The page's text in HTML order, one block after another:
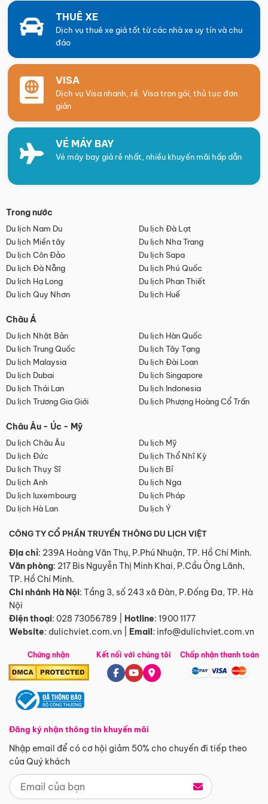
THUÊ XE
Dịch vụ thuê xe giá tốt từ các nhà xe uy tín và chu
đáo
VISA
Dịch vụ Visa nhanh, rẻ. Visa trọn gói, thủ tục đơn
giản
VÉ MÁY BAY
Vé máy bay giá rẻ nhất, nhiều khuyến mãi hấp dẫn
Trong nước
Du lịch Nam Du
Du lịch Đà Lạt
Du lịch Miền tây
Du lịch Nha Trang
Du lịch Côn Đảo
Du lịch Sapa
Du lịch Đà Nẵng
Du lịch Phú Quốc
Du lịch Hạ Long
Du lịch Phan Thiết
Du lịch Quy Nhơn
Du lịch Huế
Châu Á
Du lịch Nhật Bản
Du lịch Hàn Quốc
Du lịch Trung Quốc
Du lịch Tây Tạng
Du lịch Malaysia
Du lịch Đài Loan
Du lịch Dubai
Du lịch Singapore
Du lịch Thái Lan
Du lịch Indonesia
Du lịch Trương Gia Giới
Du lịch Phượng Hoàng Cổ Trấn
Châu Âu - Úc - Mỹ
Du lịch Châu Âu
Du lịch Mỹ
Du lịch Đức
Du lịch Thổ Nhĩ Kỳ
Du lịch Thụy Sĩ
Du lịch Bỉ
Du lịch Anh
Du lịch Nga
Du lịch luxembourg
Du lịch Pháp
Du lịch Hà Lan
Du lịch Ý
CÔNG TY CỔ PHẦN TRUYỀN THÔNG DU LỊCH VIỆT
Địa chỉ: 239A Hoàng Văn Thụ, P.Phú Nhuận, TP. Hồ Chí Minh.
Văn phòng: 217 Bis Nguyễn Thị Minh Khai, P.Cầu Ông Lãnh,
TP. Hồ Chí Minh.
Chi nhánh Hà Nội: Tầng 3, số 243 xã Đàn, P.Đống Đa, TP. Hà
Nội
Điện thoại: 028 73056789 Hotline: 1900 1177
Website: dulichviet.com.vn Email: info@dulichviet.com.vn
Chứng nhận
Đăng ký nhận thông tin khuyến mãi
Nhập email để có cơ hội giảm 50% cho chuyến đi tiếp theo
của Quý khách
Kết nối với chúng tôi Chấp nhận thanh toán